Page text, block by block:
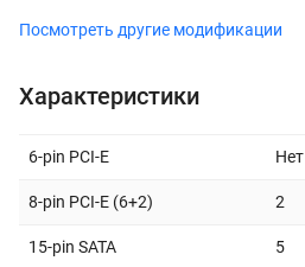
Посмотреть другие модификации
Характеристики
6-pin PCI-E Нет
8-pin PCI-E (6+2) 2
15-pin SATA 5